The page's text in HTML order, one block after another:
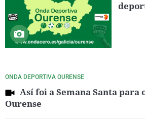
ONDA DEPORTIVA OURENSE
Así foi a Semana Santa para
Ourense